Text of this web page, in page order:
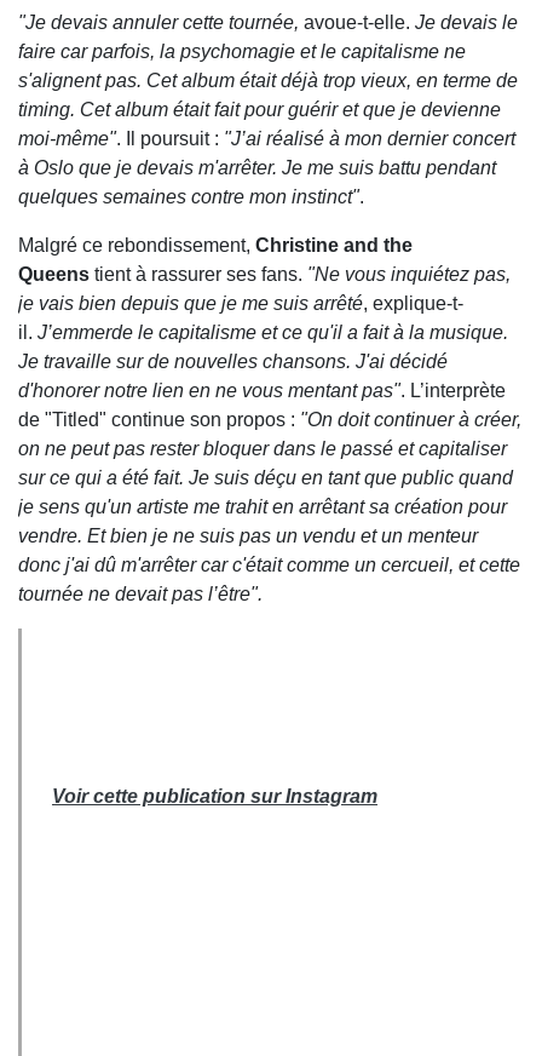
"Je devais annuler cette tournée, avoue-t-elle. Je devais le
faire car parfois, la psychomagie et le capitalisme ne
s'alignent pas. Cet album était déjà trop vieux, en terme de
timing. Cet album était fait pour guérir et que je devienne
moi-même". Il poursuit : "J’ai réalisé à mon dernier concert
à Oslo que je devais m'arrêter. Je me suis battu pendant
quelques semaines contre mon instinct".
Malgré ce rebondissement, Christine and the
Queens tient à rassurer ses fans. "Ne vous inquiétez pas,
je vais bien depuis que je me suis arrêté, explique-t-
il. J’emmerde le capitalisme et ce qu'il a fait à la musique.
Je travaille sur de nouvelles chansons. J'ai décidé
d'honorer notre lien en ne vous mentant pas". L’interprète
de "Titled" continue son propos : "On doit continuer à créer,
on ne peut pas rester bloquer dans le passé et capitaliser
sur ce qui a été fait. Je suis déçu en tant que public quand
je sens qu'un artiste me trahit en arrêtant sa création pour
vendre. Et bien je ne suis pas un vendu et un menteur
donc j'ai dû m'arrêter car c'était comme un cercueil, et cette
tournée ne devait pas l’être".
Voir cette publication sur Instagram